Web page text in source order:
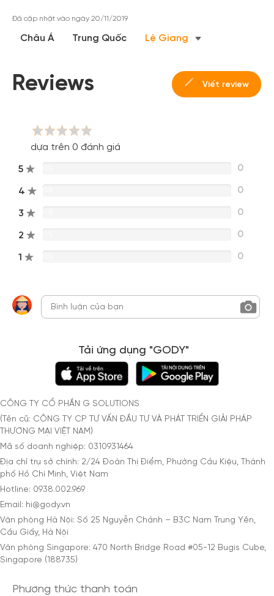
Đã cập nhật vào ngày 20/11/2019
Châu Á Trung Quốc Lệ Giang
Reviews Viết review
dựa trên 0 đánh giá
5 0
4 0
3 0
2 0
1 0
Tải ứng dụng "GODY"
CÔNG TY CỔ PHẦN G SOLUTIONS
(Tên cũ: CÔNG TY CP TƯ VẤN ĐẦU TƯ VÀ PHÁT TRIỂN GIẢI PHÁP
THƯƠNG MẠI VIỆT NAM)
Mã số doanh nghiệp: 0310931464
Địa chỉ trụ sở chính: 2/24 Đoàn Thị Điểm, Phường Cầu Kiệu, Thành
phố Hồ Chí Minh, Việt Nam
Hotline: 0938.002.969
Email: hi@gody.vn
Văn phòng Hà Nội: Số 25 Nguyễn Chánh – B3C Nam Trung Yên,
Cầu Giấy, Hà Nội
Văn phòng Singapore: 470 North Bridge Road #05-12 Bugis Cube,
Singapore (188735)
Phương thức thanh toán
Tạo tài khoản nhanh - nhận nhiều ưu
nhận ngay các ưu đãihấp dẫn
dành cho thành viên đến từ các đối tác của Gody.vn dành
Hoặc đăng nhập bằng